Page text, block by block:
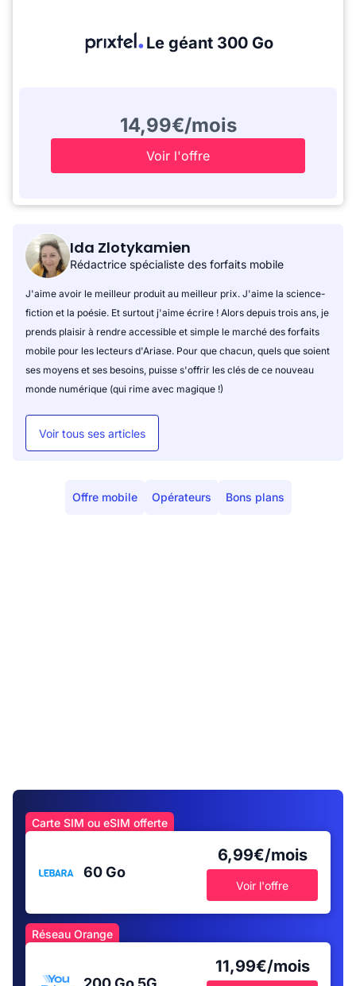
Le géant 300 Go
14,99€/mois
Voir l'offre
Ida Zlotykamien
Rédactrice spécialiste des forfaits mobile
J'aime avoir le meilleur produit au meilleur prix. J'aime la science-
fiction et la poésie. Et surtout j'aime écrire ! Alors depuis trois ans, je
prends plaisir à rendre accessible et simple le marché des forfaits
mobile pour les lecteurs d'Ariase. Pour que chacun, quels que soient
ses moyens et ses besoins, puisse s'offrir les clés de ce nouveau
monde numérique (qui rime avec magique !)
Voir tous ses articles
Offre mobile Opérateurs Bons plans
Carte SIM ou eSIM offerte
60 Go
6,99€/mois
Voir l'offre
Réseau Orange
11,99€/mois